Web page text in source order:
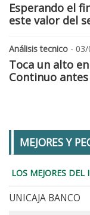
Esperando el
este valor del
Análisis tecnico -
Toca un alto
Continuo
MEJORES Y
LOS MEJORES DEL
UNICAJA BANCO